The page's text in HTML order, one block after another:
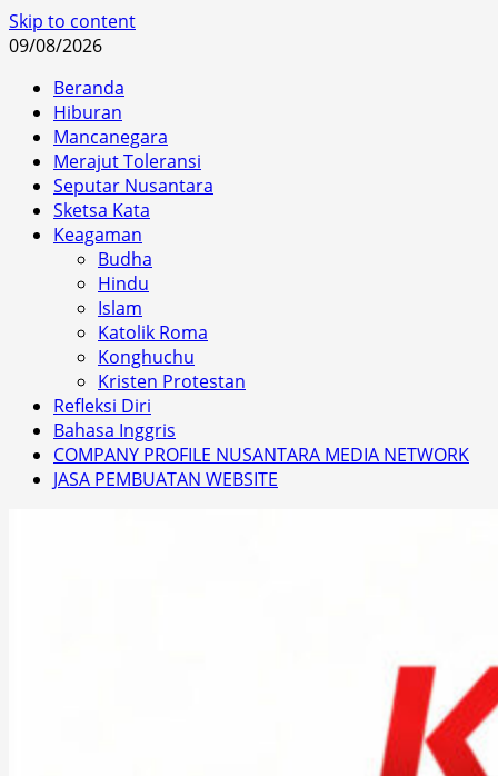
Skip to content
09/08/2026
Beranda
Hiburan
Mancanegara
Merajut Toleransi
Seputar Nusantara
Sketsa Kata
Keagaman
Budha
Hindu
Islam
Katolik Roma
Konghuchu
Kristen Protestan
Refleksi Diri
Bahasa Inggris
COMPANY PROFILE NUSANTARA MEDIA NETWORK
JASA PEMBUATAN WEBSITE